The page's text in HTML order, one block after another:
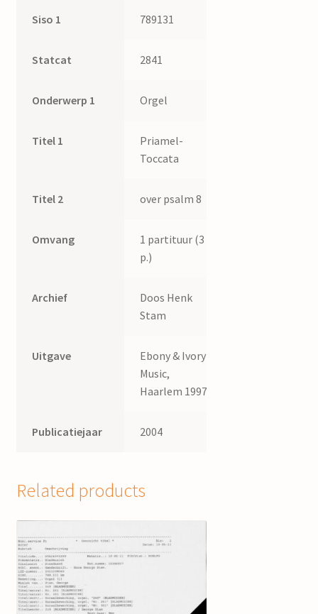
Siso 1 789131
Statcat 2841
Onderwerp 1 Orgel
Titel 1
Priamel-
Toccata
Titel 2 over psalm 8
Omvang
1 partituur (3
p.)
Archief
Doos Henk
Stam
Uitgave
Ebony & Ivory
Music,
Haarlem 1997
Publicatiejaar 2004
Related products